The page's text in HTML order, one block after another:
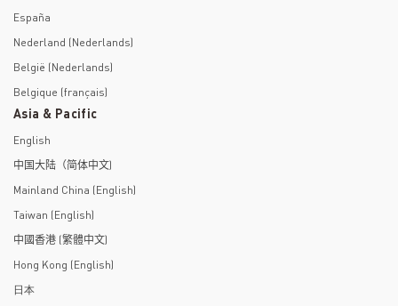
España
Nederland (Nederlands)
België (Nederlands)
Belgique (français)
Asia & Pacific
English
中国大陆（简体中文)
Mainland China (English)
Taiwan (English)
中國香港 (繁體中文)
Hong Kong (English)
日本